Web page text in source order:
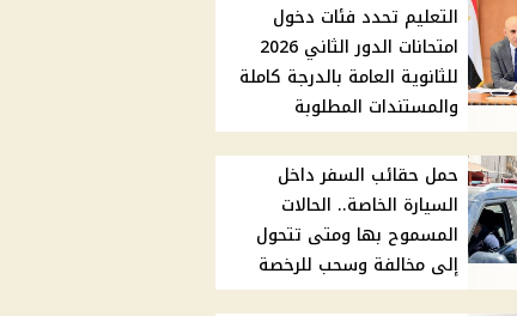
التعليم تحدد فئات دخول
امتحانات الدور الثاني 2026
للثانوية العامة بالدرجة كاملة
والمستندات المطلوبة
حمل حقائب السفر داخل
السيارة الخاصة.. الحالات
المسموح بها ومتى تتحول
إلى مخالفة وسحب للرخصة